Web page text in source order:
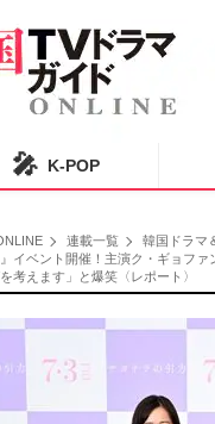
🎤 K-POP
連載一覧
韓国ドラマ
イベント開催！主演ク・ギョフ
考えます」と爆笑〈レポート〉